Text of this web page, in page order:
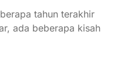
tahun terakhir
ada beberapa kisah